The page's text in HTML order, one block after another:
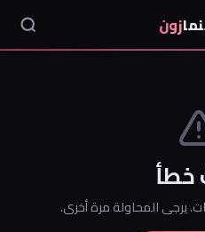
زون
خطأ
يرجى المحاولة مرة أخرى.